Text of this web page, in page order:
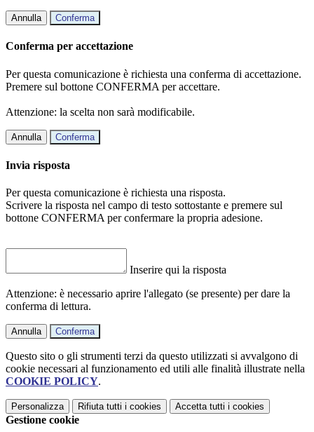
Annulla Conferma
Conferma per accettazione
Per questa comunicazione è richiesta una conferma di accettazione.
Premere sul bottone CONFERMA per accettare.
Attenzione: la scelta non sarà modificabile.
Annulla Conferma
Invia risposta
Per questa comunicazione è richiesta una risposta.
Scrivere la risposta nel campo di testo sottostante e premere sul
bottone CONFERMA per confermare la propria adesione.
Inserire qui la risposta
Attenzione: è necessario aprire l'allegato (se presente) per dare la
conferma di lettura.
Annulla Conferma
Questo sito o gli strumenti terzi da questo utilizzati si avvalgono di
cookie necessari al funzionamento ed utili alle finalità illustrate nella
COOKIE POLICY.
Personalizza Rifiuta tutti i cookies Accetta tutti i cookies
Gestione cookie